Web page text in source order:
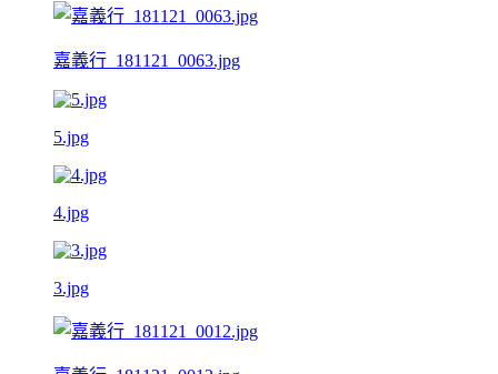
嘉義行_181121_0063.jpg
5.jpg
4.jpg
3.jpg